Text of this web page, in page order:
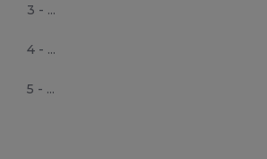
3 - ...
4 - ...
5 - ...